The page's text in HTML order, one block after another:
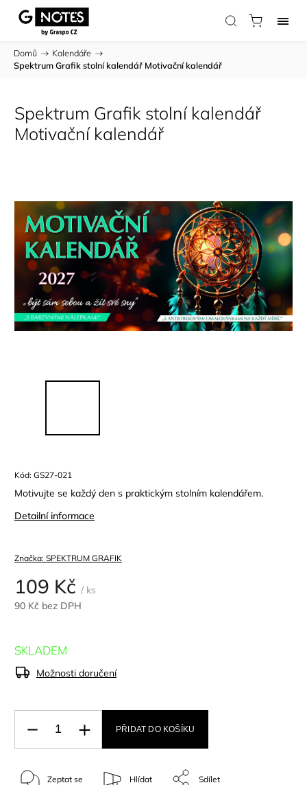
Domů / Kalendáře /
Spektrum Grafik stolní kalendář Motivační kalendář
Spektrum Grafik stolní kalendář
Motivační kalendář
Kód: GS27-021
Motivujte se každý den s praktickým stolním kalendářem.
Detailní informace
Značka: SPEKTRUM GRAFIK
109 Kč / ks
90 Kč bez DPH
SKLADEM
Možnosti doručení
PŘIDAT DO KOŠÍKU
Zeptat se Hlídat Sdílet